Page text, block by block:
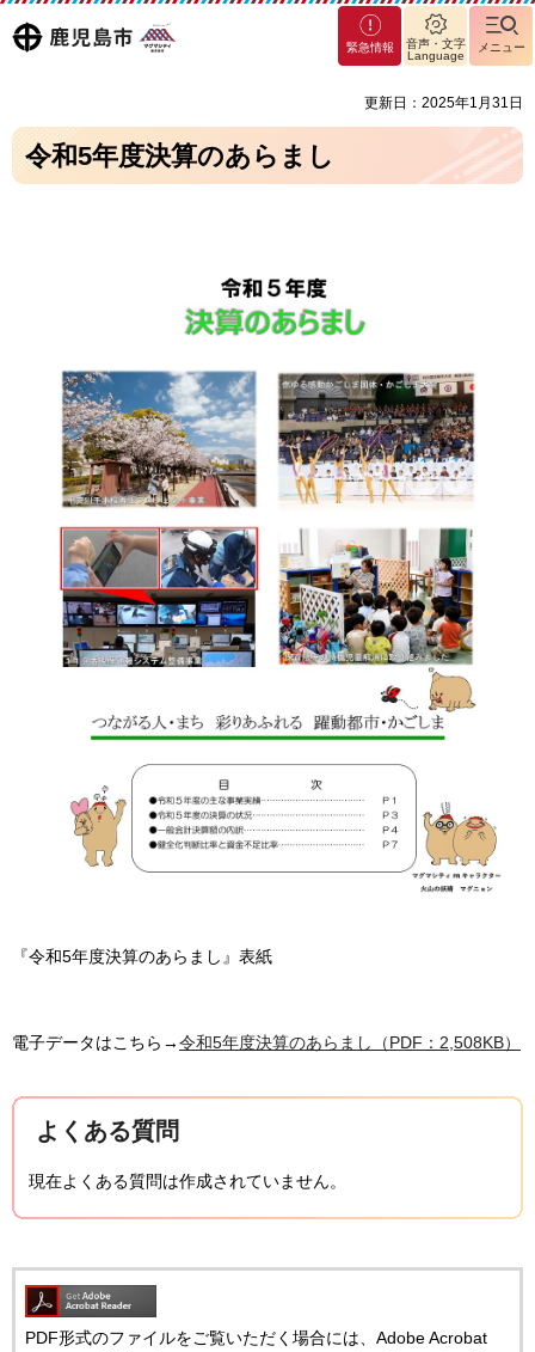
鹿児島
マグ
マシ
緊急情報
音声・文字
Language
メニュー
更新日：2025年1月31日
令和5年度決算のあらまし
『令和5年度決算のあらまし』表紙
電子データはこちら→令和5年度決算のあらまし（PDF：2,508KB）
よくある質問
現在よくある質問は作成されていません。
PDF形式のファイルをご覧いただく場合には、Adobe Acrobat